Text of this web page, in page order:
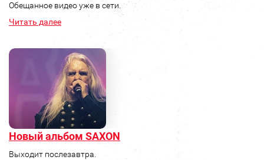
Обещанное видео уже в сети.
Читать далее
Новый альбом SAXON
Выходит послезавтра.